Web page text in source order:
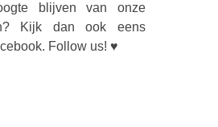
blijven van onze
Kijk dan ook eens
Follow us! ♥